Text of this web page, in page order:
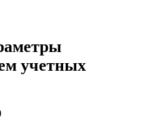
учетных